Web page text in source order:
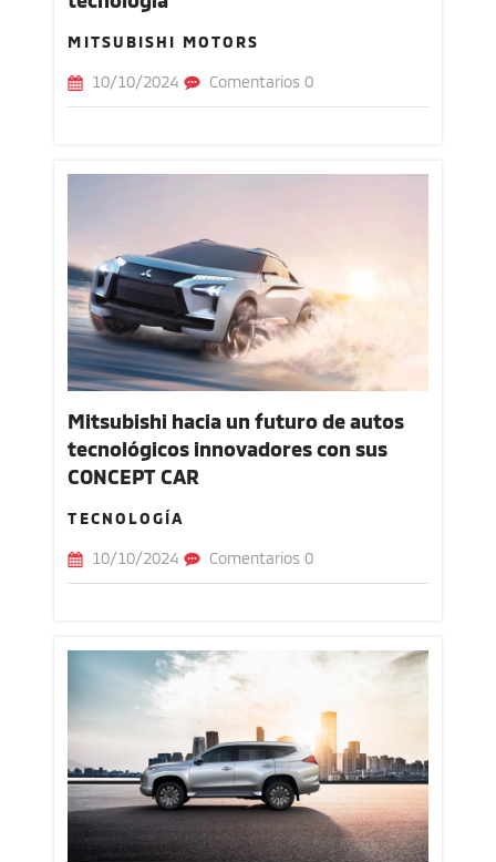
MITSUBISHI MOTORS
10/10/2024 Comentarios 0
Mitsubishi hacia un futuro de autos
tecnológicos innovadores con sus
CONCEPT CAR
TECNOLOGÍA
10/10/2024 Comentarios 0